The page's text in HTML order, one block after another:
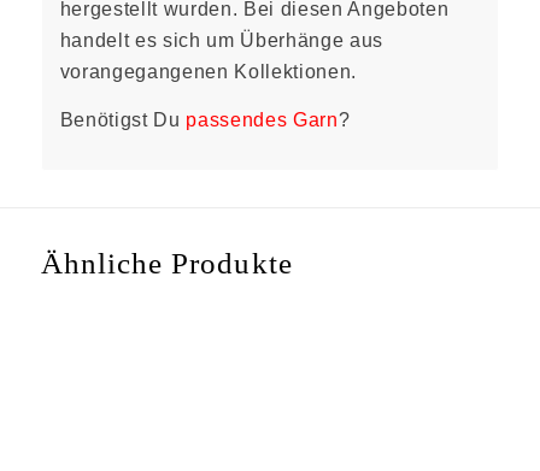
hergestellt wurden. Bei diesen Angeboten
handelt es sich um Überhänge aus
vorangegangenen Kollektionen.
Benötigst Du passendes Garn?
Ähnliche Produkte